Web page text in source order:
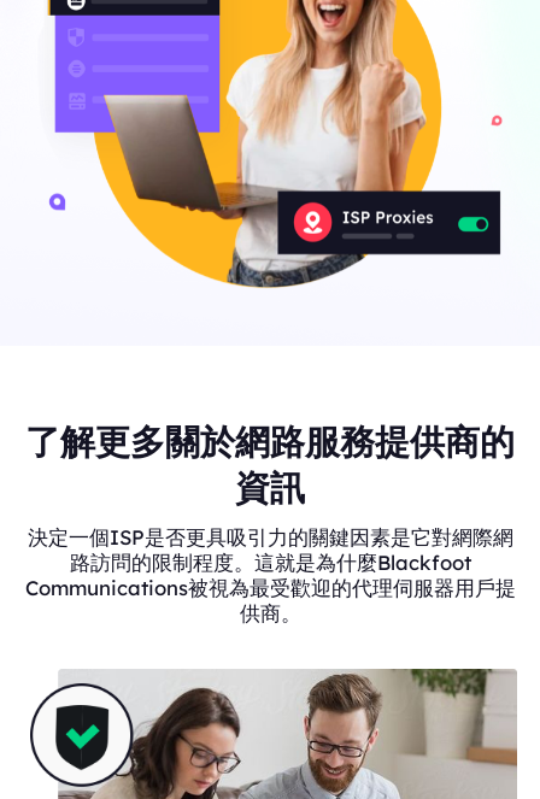
了解更多關於網路服務提供商的
資訊
決定一個ISP是否更具吸引力的關鍵因素是它對網際網
路訪問的限制程度。這就是為什麼Blackfoot
Communications被視為最受歡迎的代理伺服器用戶提
供商。